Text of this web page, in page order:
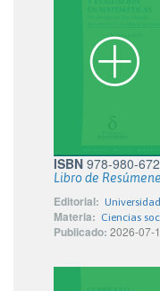
ISBN 978-980-
Libro de
Editorial:
Materia: Ciencias
Publicado: 2026-07-